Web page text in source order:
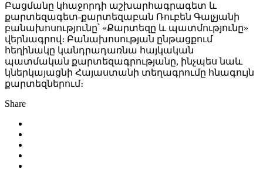
Բացմանը կհաջորդի աշխարհագրագետ և
քարտեզագետ-քարտեզաբան Ռուբեն Գալչյանի
բանախոսությունը՝ «Քարտեզը և պատմությունը»
վերնագրով։ Բանախոսության ընթացքում
հեղինակը կանդրադառնա հայկական
պատմական քարտեզագրությանը, ինչպես նաև
կներկայացնի Հայաստանի տեղագրումը հնագույն
քարտեզներում։
Share